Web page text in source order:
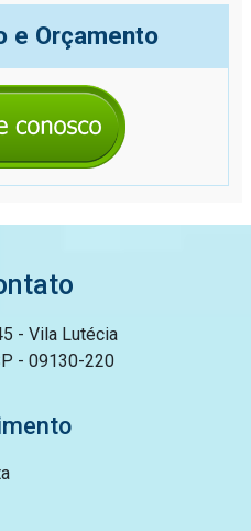
e Orçamento
- Vila Lutécia
- 09130-220